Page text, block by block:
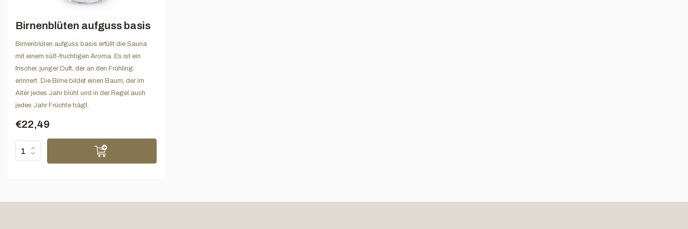
Birnenblüten aufguss basis
Birnenblüten aufguss basis erfüllt die Sauna
mit einem süß-fruchtigen Aroma. Es ist ein
frischer, junger Duft, der an den Frühling
erinnert. Die Birne bildet einen Baum, der im
Alter jedes Jahr blüht und in der Regel auch
jedes Jahr Früchte trägt.
€22,49